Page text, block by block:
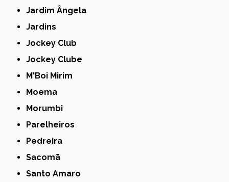
Jardim Ângela
Jardins
Jockey Club
Jockey Clube
M'Boi Mirim
Moema
Morumbi
Parelheiros
Pedreira
Sacomã
Santo Amaro